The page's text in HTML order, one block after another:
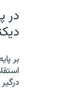
در
بر